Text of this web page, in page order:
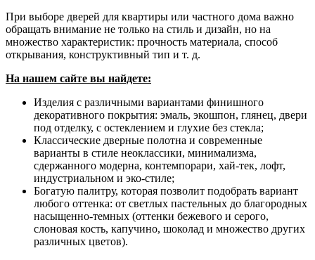
При выборе дверей для квартиры или частного дома важно
обращать внимание не только на стиль и дизайн, но на
множество характеристик: прочность материала, способ
открывания, конструктивный тип и т. д.
На нашем сайте вы найдете:
Изделия с различными вариантами финишного
декоративного покрытия: эмаль, экошпон, глянец, двери
под отделку, с остеклением и глухие без стекла;
Классические дверные полотна и современные
варианты в стиле неоклассики, минимализма,
сдержанного модерна, контемпорари, хай-тек, лофт,
индустриальном и эко-стиле;
Богатую палитру, которая позволит подобрать вариант
любого оттенка: от светлых пастельных до благородных
насыщенно-темных (оттенки бежевого и серого,
слоновая кость, капучино, шоколад и множество других
различных цветов).